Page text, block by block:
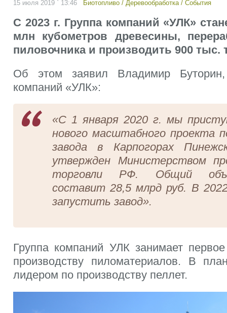
15 июля 2019 ` 13:46 Биотопливо / Деревообработка/ События
С 2023 г. Группа компаний «УЛК»
млн кубометров древесины,
пиловочника и производить 900 тыс.
Об этом заявил Владимир
компаний «УЛК»:
«С 1 января 2020 г. мы
нового масштабного проекта
завода в Карпогорах
утвержден Министерством
торговли РФ. Общий
составит 28,5 млрд руб. В
запустить завод».
Группа компаний УЛК занимает
производству пиломатериалов. В
лидером по производству пеллет.